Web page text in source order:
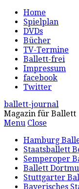
Home
Spielplan
DVDs
Bücher
TV-Termine
Ballett-frei
Impressum
facebook
Twitter
ballett-journal
Magazin für Ballett
Menu Close
Hamburg
Staatsballett
Semperoper
Ballett
Stuttgarter
Bayerisches